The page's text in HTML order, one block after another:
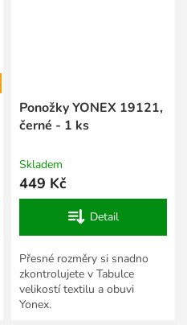
Ponožky YONEX 19121,
černé - 1 ks
Skladem
449 Kč
Detail
Přesné rozměry si snadno
zkontrolujete v Tabulce
velikostí textilu a obuvi
Yonex.